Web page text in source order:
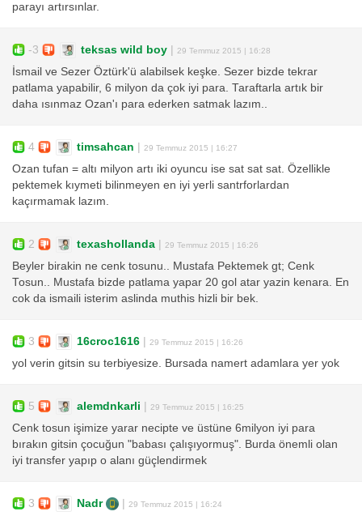
parayı artırsınlar.
-3 teksas wild boy 29 Temmuz 2015 | 16:28
İsmail ve Sezer Öztürk'ü alabilsek keşke. Sezer bizde tekrar
patlama yapabilir, 6 milyon da çok iyi para. Taraftarla artık bir
daha ısınmaz Ozan'ı para ederken satmak lazım..
4 timsahcan 29 Temmuz 2015 | 16:27
Ozan tufan = altı milyon artı iki oyuncu ise sat sat sat. Özellikle
pektemek kıymeti bilinmeyen en iyi yerli santrforlardan
kaçırmamak lazım.
2 texashollanda 29 Temmuz 2015 | 16:26
Beyler birakin ne cenk tosunu.. Mustafa Pektemek gt; Cenk
Tosun.. Mustafa bizde patlama yapar 20 gol atar yazin kenara. En
cok da ismaili isterim aslinda muthis hizli bir bek.
3 16croc1616 29 Temmuz 2015 | 16:26
yol verin gitsin su terbiyesize. Bursada namert adamlara yer yok
5 alemdnkarli 29 Temmuz 2015 | 16:25
Cenk tosun işimize yarar necipte ve üstüne 6milyon iyi para
bırakın gitsin çocuğun "babası çalışıyormuş". Burda önemli olan
iyi transfer yapıp o alanı güçlendirmek
3 Nadr 29 Temmuz 2015 | 16:24